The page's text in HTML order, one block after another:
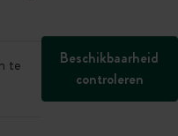
te
Beschikbaarheid
controleren